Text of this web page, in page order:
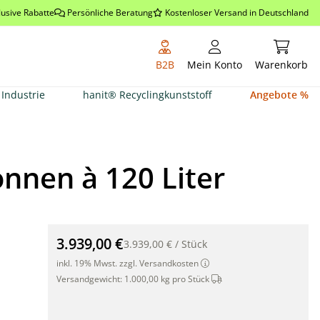
Rabatte Persönliche Beratung Kostenloser Versand in Deutschland
B2B Mein Konto Warenkorb
Industrie hanit® Recyclingkunststoff Angebote %
à 120 Liter
Mülltonnenbox mit Edelstahl-Motivtür für 3 Tonnen à
3.939,00 €3.939,00 € / Stück
inkl. 19% Mwst. zzgl. Versandkosten
Versandgewicht: 1.000,00 kg pro Stück Dieser Artikel wird per